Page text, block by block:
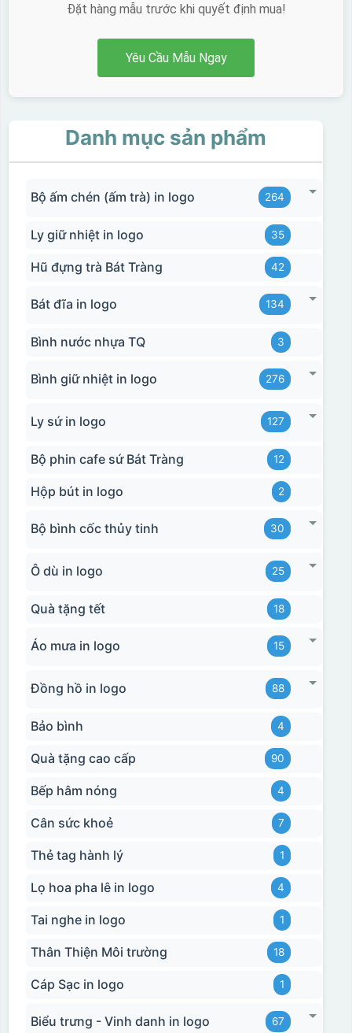
Đặt hàng mẫu trước khi quyết định mua!
Yêu Cầu Mẫu Ngay
Danh mục sản phẩm
Bộ ấm chén (ấm trà) in logo 264
Ly giữ nhiệt in logo 35
Hũ đựng trà Bát Tràng 42
Bát đĩa in logo 134
Bình nước nhựa TQ 3
Bình giữ nhiệt in logo 276
Ly sứ in logo 127
Bộ phin cafe sứ Bát Tràng 12
Hộp bút in logo 2
Bộ bình cốc thủy tinh 30
Ô dù in logo 25
Quà tặng tết 18
Áo mưa in logo 15
Đồng hồ in logo 88
Bảo bình 4
Quà tặng cao cấp 90
Bếp hâm nóng 4
Cân sức khoẻ 7
Thẻ tag hành lý 1
Lọ hoa pha lê in logo 4
Tai nghe in logo 1
Thân Thiện Môi trường 18
Cáp Sạc in logo 1
Biểu trưng - Vinh danh in logo 67